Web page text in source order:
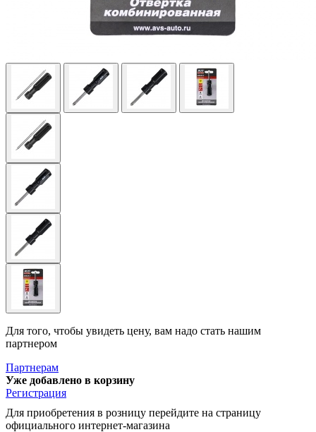
Для того, чтобы увидеть цену, вам надо стать нашим
партнером
Партнерам
Уже добавлено в корзину
Регистрация
Для приобретения в розницу перейдите на страницу
официального интернет-магазина